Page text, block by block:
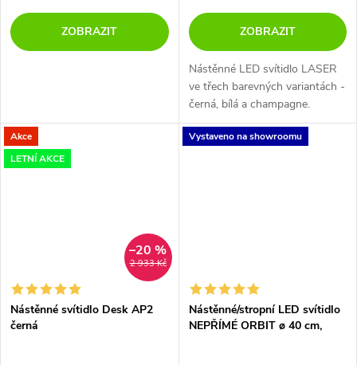
ZOBRAZIT ZOBRAZIT
Nástěnné LED svítidlo LASER
ve třech barevných variantách -
černá, bílá a champagne.
Akce
LETNÍ AKCE
2 933 Kč
–20 %
Nástěnné svítidlo Desk AP2
černá
Vystaveno na showroomu
Nástěnné/stropní LED svítidlo
NEPŘÍMÉ ORBIT ø 40 cm,